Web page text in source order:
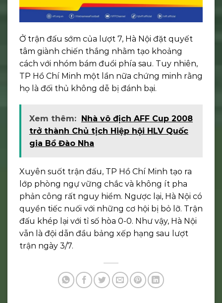
Ở trận đấu sớm của lượt 7, Hà Nội đặt quyết
tâm giành chiến thắng nhằm tạo khoảng
cách với nhóm bám đuổi phía sau. Tuy nhiên,
TP Hồ Chí Minh một lần nữa chứng minh rằng
họ là đối thủ không dễ bị đánh bại.
Xem thêm:
Nhà vô địch AFF Cup 2008
trở thành Chủ tịch Hiệp hội HLV Quốc
gia Bồ Đào Nha
Xuyên suốt trận đấu, TP Hồ Chí Minh tạo ra
lớp phòng ngự vững chắc và không ít pha
phản công rất nguy hiểm. Ngược lại, Hà Nội có
quyền tiếc nuối với những cơ hội bị bỏ lỡ. Trận
đấu khép lại với tỉ số hòa 0-0. Như vậy, Hà Nội
vẫn là đội dẫn đầu bảng xếp hạng sau lượt
trận ngày 3/7.